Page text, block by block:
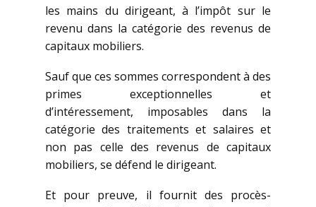
les mains du dirigeant, à l’impôt sur le
revenu dans la catégorie des revenus de
capitaux mobiliers.
Sauf que ces sommes correspondent à des
primes exceptionnelles et
d’intéressement, imposables dans la
catégorie des traitements et salaires et
non pas celle des revenus de capitaux
mobiliers, se défend le dirigeant.
Et pour preuve, il fournit des procès-